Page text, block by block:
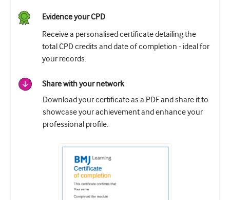
Evidence your CPD
Receive a personalised certificate detailing the
total CPD credits and date of completion - ideal for
your records.
Share with your network
Download your certificate as a PDF and share it to
showcase your achievement and enhance your
professional profile.